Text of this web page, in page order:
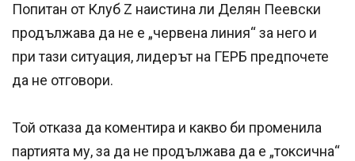
Попитан от Клуб Z наистина ли Делян Пеевски
продължава да не е „червена линия“ за него и
при тази ситуация, лидерът на ГЕРБ предпочете
да не отговори.
Той отказа да коментира и какво би променила
партията му, за да не продължава да е „токсична“